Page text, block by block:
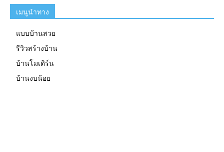
เมนูนำทาง
แบบบ้านสวย
รีวิวสร้างบ้าน
บ้านโมเดิร์น
บ้านงบน้อย